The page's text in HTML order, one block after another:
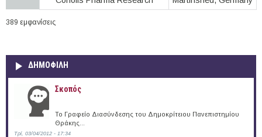
389 εμφανίσεις
ΔΗΜΟΦΙΛΗ
Σκοπός
Το Γραφείο Διασύνδεσης του Δημοκρίτειου Πανεπιστημίου
Θράκης...
Τρί, 03/04/2012 - 17:34